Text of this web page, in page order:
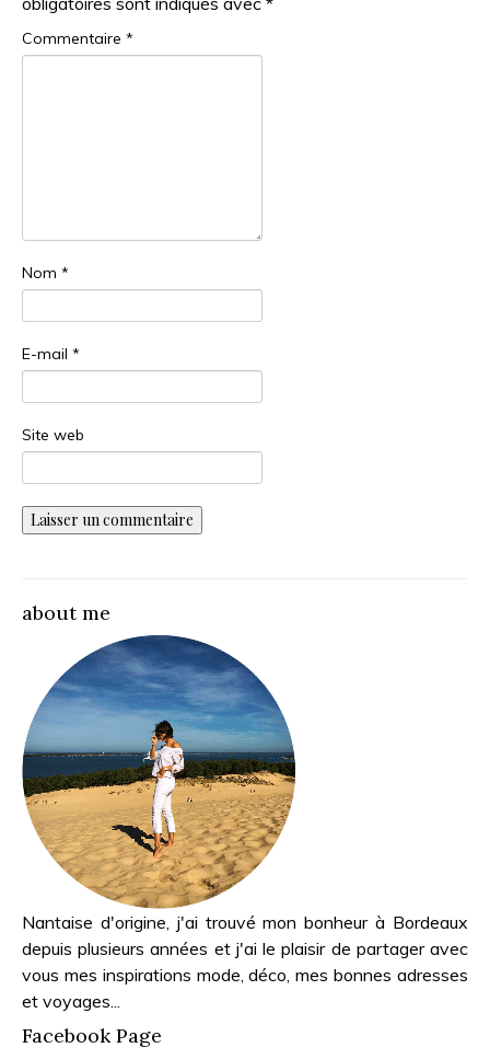
Commentaire *
Nom *
E-mail *
Site web
about me
Nantaise d'origine, j'ai trouvé mon bonheur à Bordeaux
depuis plusieurs années et j'ai le plaisir de partager avec
vous mes inspirations mode, déco, mes bonnes adresses
et voyages...
Facebook Page